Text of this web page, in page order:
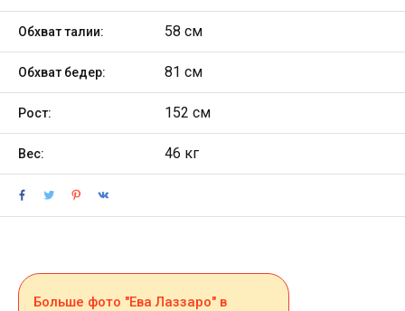
Обхват талии: 58 см
Обхват бедер: 81 см
Рост: 152 см
Вес: 46 кг
Больше фото "Ева Лаззаро" в